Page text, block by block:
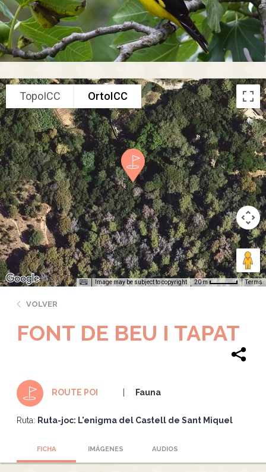
TopoICC OrtoICC
Image may be subject to copyright 20 m Terms
VOLVER
FONT DE BEU I TAPAT
ROUTE POI Fauna
Ruta: Ruta-joc: L'enigma del Castell de Sant Miquel
FICHA IMÁGENES AUDIOS